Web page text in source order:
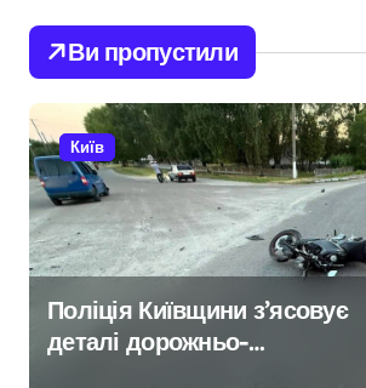
Ви пропустили
Київ
Поліція Київщини з’ясовує
деталі дорожньо-